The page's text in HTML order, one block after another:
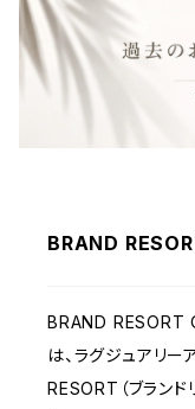
ウェア
BRAND
BRAND RESORT
は、ラグジュアリー
RESORT（ブランド